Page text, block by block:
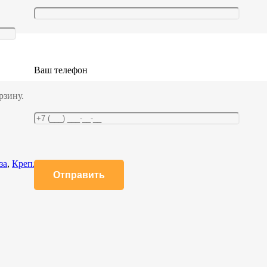
Ваш телефон
, Крепление груза в фургоне